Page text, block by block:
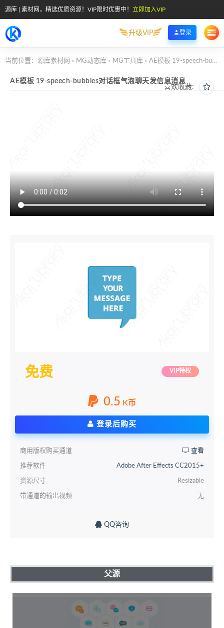
源库 | 素材网，精选优质资源！VIP限时优惠中！ 立即加入VIP
升级VIP 登录
当前位置： 源库素材网 > MG动态库 > MG工具库 > AE模板 19-speech-bubbles对话框气泡聊天发信息消息
喜欢收藏:
AE模板 19-speech-bubbles对话框气泡聊天发信息消息
免费 VIP特权
0.5 K币
登录后购买
商用版权购买通道 查看
推荐软件 Adobe After Effects CC2015+
资源尺寸 Resizable
带通道的输出视频 无
QQ咨询
父源